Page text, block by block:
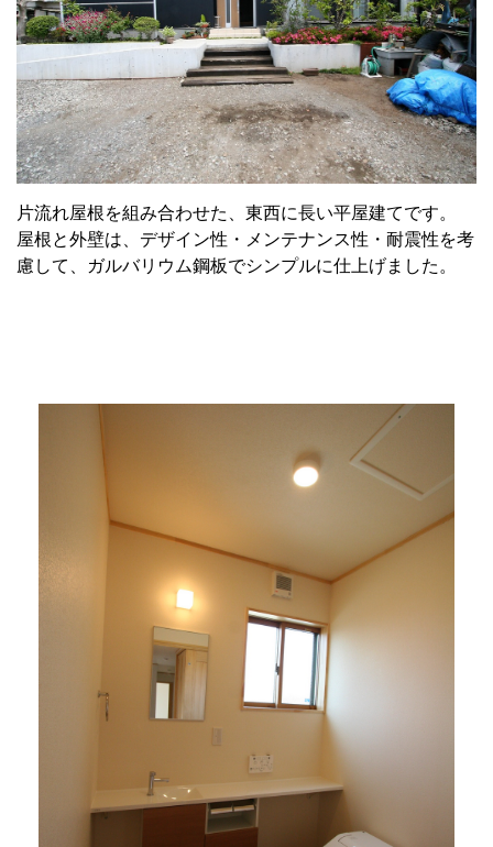
片流れ屋根を組み合わせた、東西に長い平屋建てです。
屋根と外壁は、デザイン性・メンテナンス性・耐震性を考
慮して、ガルバリウム鋼板でシンプルに仕上げました。